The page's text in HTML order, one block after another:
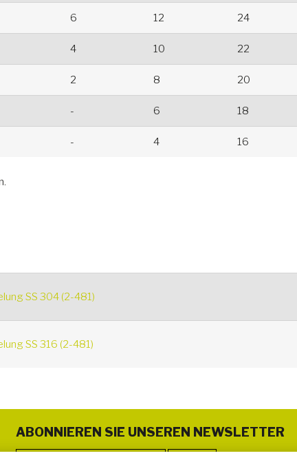
6 12 24
4 10 22
2 8 20
- 6 18
- 4 16
SS 304 (2-481)
SS 316 (2-481)
ABONNIEREN SIE UNSEREN NEWSLETTER